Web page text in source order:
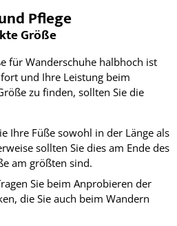
Pflege
Größe
für Wanderschuhe halbhoch ist
und Ihre Leistung beim
zu finden, sollten Sie die
Ihre Füße sowohl in der Länge als
sollten Sie dies am Ende des
am größten sind.
Sie beim Anprobieren der
die Sie auch beim Wandern